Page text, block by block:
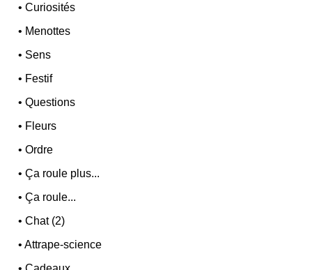
•Curiosités
• Menottes
• Sens
• Festif
•Questions
• Fleurs
•Ordre
•Ça roule plus...
•Ça roule...
•Chat (2)
•Attrape-science